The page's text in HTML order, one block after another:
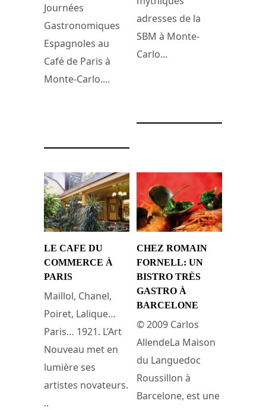
Journées
Gastronomiques
Espagnoles au
Café de Paris à
Monte-Carlo....
adresses de la
SBM à Monte-
Carlo...
LE CAFE DU
COMMERCE À
PARIS
Maillol, Chanel,
Poiret, Lalique…
Paris… 1921. L’Art
Nouveau met en
lumière ses
artistes novateurs.
..
CHEZ ROMAIN
FORNELL: UN
BISTRO TRÈS
GASTRO À
BARCELONE
© 2009 Carlos
AllendeLa Maison
du Languedoc
Roussillon à
Barcelone, est une